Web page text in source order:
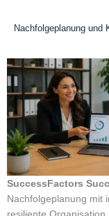
Nachfolgeplanung und
SuccessFactors
Nachfolgeplanung mit
resiliente